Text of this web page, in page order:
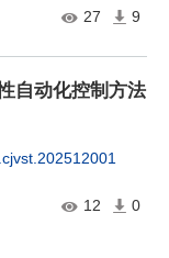
27 9
自动化控制方法
12 0